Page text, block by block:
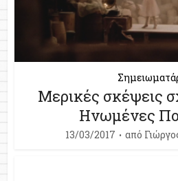
Μερικές σκέψεις
Ηνωμένες
13/03/2017 από